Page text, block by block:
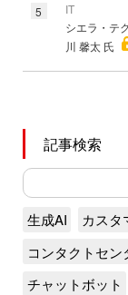
5
IT
シエラ・テ
川 馨太 氏
記事検索
生成AI
カスタ
コンタクトセン
チャットボット